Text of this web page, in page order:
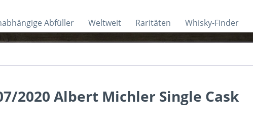
Abfüller Weltweit Raritäten Whisky-Finder
2020 Albert Michler Single Cask